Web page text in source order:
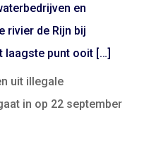
en
rivier de Rijn bij
laagste punt ooit […]
uit illegale
in op 22 september